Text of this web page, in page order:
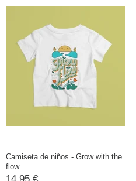
Camiseta de niños - Grow with the
flow
14,95 €